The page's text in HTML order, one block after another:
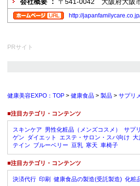
http://
PRサイト
健康美容EXPO：TOP > 健康食品 > 製品 > サプリ
■注目カテゴリ・コンテンツ
スキンケア 男性化粧品（メンズコスメ） サプ
ゲン ダイエット エステ・サロン・スパ向け 大
テイン ブルーベリー 豆乳 寒天 車椅子
■注目カテゴリ・コンテンツ
決済代行 印刷 健康食品の製造(受託製造) 化粧